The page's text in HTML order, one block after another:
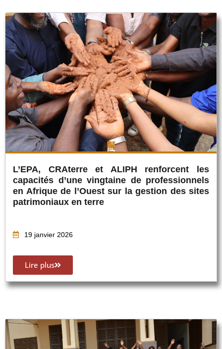
L’EPA, CRAterre et ALIPH renforcent les
capacités d’une vingtaine de professionnels
en Afrique de l’Ouest sur la gestion des sites
patrimoniaux en terre
19 janvier 2026
Lire plus